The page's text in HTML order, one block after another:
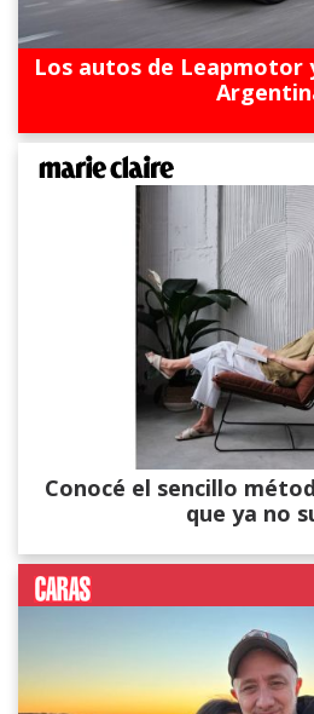
Los autos de Leapmotor
Conocé el sencillo
que ya no